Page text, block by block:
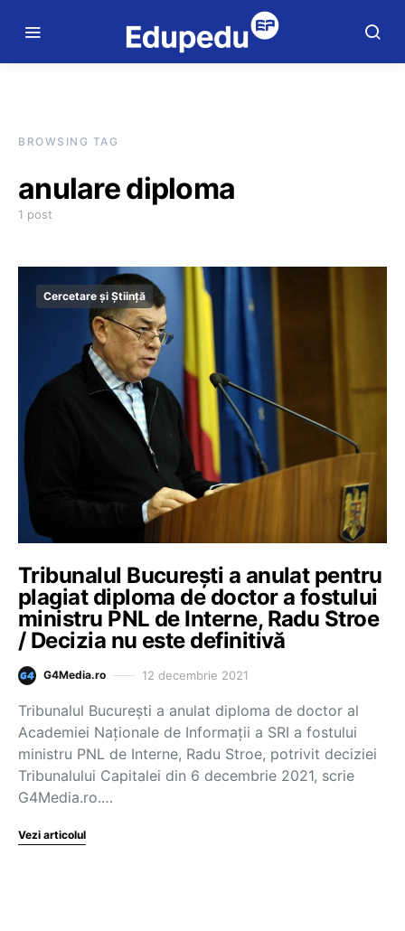
BROWSING TAG
anulare diploma
1 post
Cercetare și Știință
Tribunalul București a anulat pentru
plagiat diploma de doctor a fostului
ministru PNL de Interne, Radu Stroe
/ Decizia nu este definitivă
G4Media.ro 12 decembrie 2021
Tribunalul București a anulat diploma de doctor al
Academiei Naționale de Informații a SRI a fostului
ministru PNL de Interne, Radu Stroe, potrivit deciziei
Tribunalului Capitalei din 6 decembrie 2021, scrie
G4Media.ro.…
Vezi articolul